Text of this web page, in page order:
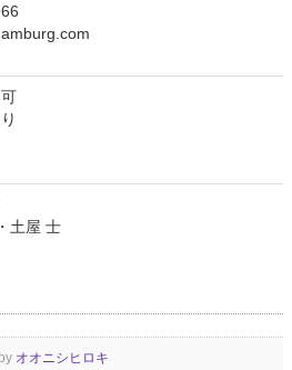
土屋 士
オオニシヒロキ